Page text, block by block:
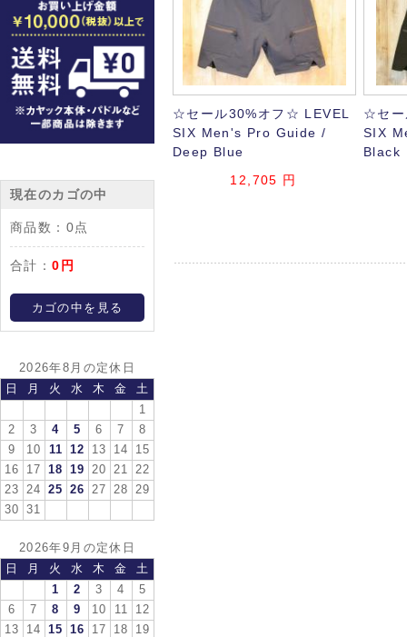
現在のカゴの中
商品数： 0点
合計：0円
カゴの中を見る
2026年8月の定休日
日
月 火 水 木 金
土
1
2
3 4 5 6 7
8
9
10 11 12 13 14
15
16
17 18 19 20 21
22
23
24 25 26 27 28
29
30
31
2026年9月の定休日
日
月 火 水 木 金
土
1
2 3 4
5
6
7 8 9 10 11
12
13
14 15 16 17 18
19
☆セール30%オフ☆ LEVEL
SIX Men's Pro Guide /
Deep Blue
12,705 円
☆セー
SIX
Black